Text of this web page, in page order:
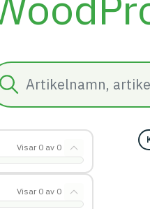
Sök
Visar 0 av 0
Visar 0 av 0